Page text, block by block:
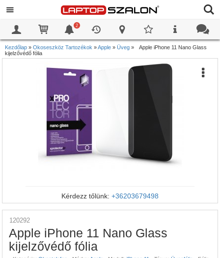
2
Kezdőlap » Okoseszköz Tartozékok »Apple » Üveg »
Apple iPhone 11 Nano Glass
kijelzővédő fólia
Kérdezz tőlünk: +36203679498
120292
Apple iPhone 11 Nano Glass
kijelzővédő fólia
0
0